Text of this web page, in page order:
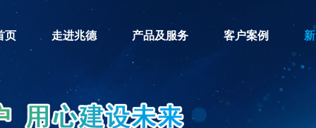
页 走进兆德 产品及服务 客户案例